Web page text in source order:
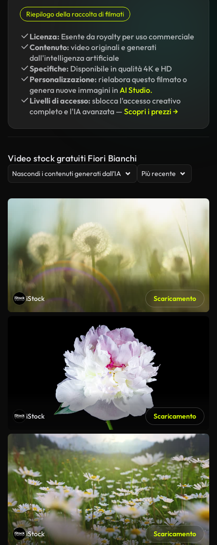
Riepilogo della raccolta di filmati
Licenza: Esente da royalty per uso commerciale
Contenuto: video originali e generati
dall'intelligenza artificiale
Specifiche: Disponibile in qualità 4K e HD
Personalizzazione: rielabora questo filmato o
genera nuove immagini in AI Studio.
Livelli di accesso: sblocca l'accesso creativo
completo e l'IA avanzata — Scopri i prezzi →
Video stock gratuiti Fiori Bianchi
Nascondi i contenuti generati dall’IA Più recente
iStock Scaricamento
iStock Scaricamento
iStock Scaricamento